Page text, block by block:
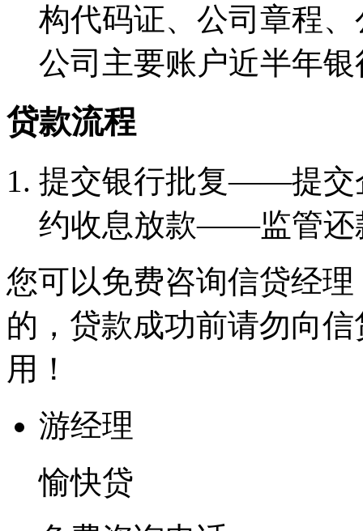
构代码证、公司章程
公司主要账户近半年
贷款流程
提交银行批复——提
约收息放款——监管还
您可以免费咨询信贷经
的，贷款成功前请勿向
用！
游经理
愉快贷